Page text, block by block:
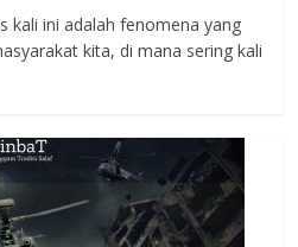
kali ini adalah fenomena yang
kita, di mana sering kali